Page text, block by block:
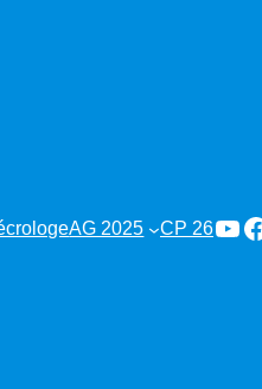
AG 2025 CP 26